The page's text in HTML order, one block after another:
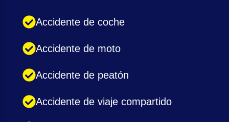
Accidente de coche
Accidente de moto
Accidente de peatón
Accidente de viaje compartido